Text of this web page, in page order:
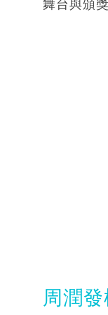
舞台與頒
周潤